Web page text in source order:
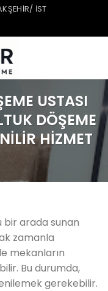
IST
USTASI
DÖŞEME
HIZMET
bir arada sunan
zamanla
mekanların
Bu durumda,
gerekebilir.